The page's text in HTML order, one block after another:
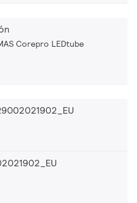
Corepro LEDtube